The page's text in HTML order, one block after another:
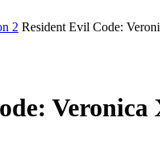
2 Resident Evil Code:
Veronica